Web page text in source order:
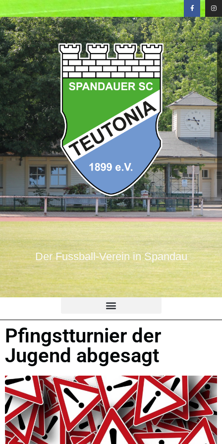
Der Fussball-Verein in Spandau
Pfingstturnier der
Jugend abgesagt